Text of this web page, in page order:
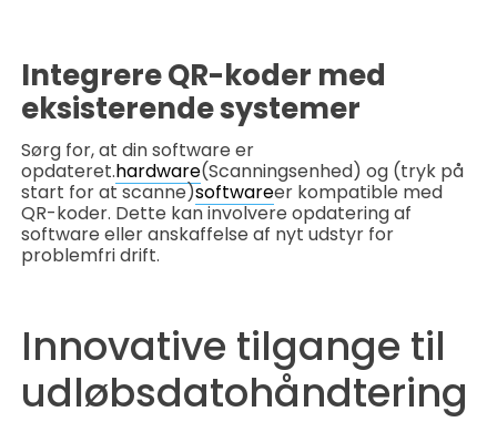
Integrere QR-koder med
eksisterende systemer
Sørg for, at din software er
opdateret.hardware(Scanningsenhed) og (tryk på
start for at scanne)softwareer kompatible med
QR-koder. Dette kan involvere opdatering af
software eller anskaffelse af nyt udstyr for
problemfri drift.
Innovative tilgange til
udløbsdatohåndtering